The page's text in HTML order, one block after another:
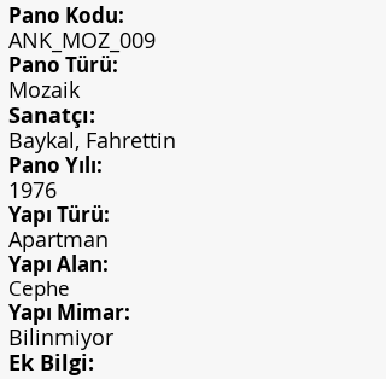
Pano Kodu:
ANK_MOZ_009
Pano Türü:
Mozaik
Sanatçı:
Baykal, Fahrettin
Pano Yılı:
1976
Yapı Türü:
Apartman
Yapı Alan:
Cephe
Yapı Mimar:
Bilinmiyor
Ek Bilgi: